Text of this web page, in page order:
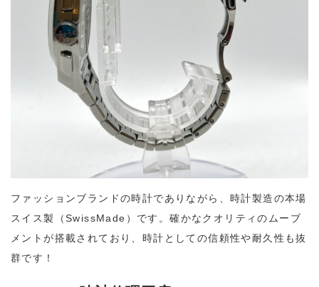
ファッションブランドの時計でありながら、時計製造の本場
スイス製（SwissMade）です。確かなクオリティのムーブ
メントが搭載されており、時計としての信頼性や耐久性も抜
群です！